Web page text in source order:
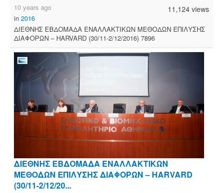
11,124 views
10 years ago
in 2016
ΔΙΕΘΝΗΣ ΕΒΔΟΜΑΔΑ ΕΝΑΛΛΑΚΤΙΚΩΝ ΜΕΘΟΔΩΝ ΕΠΙΛΥΣΗΣ
ΔΙΑΦΟΡΩΝ – HARVARD (30/11-2/12/2016) 7896
ΔΙΕΘΝΗΣ ΕΒΔΟΜΑΔΑ ΕΝΑΛΛΑΚΤΙΚΩΝ
ΜΕΘΟΔΩΝ ΕΠΙΛΥΣΗΣ ΔΙΑΦΟΡΩΝ – HARVARD
(30/11-2/12/20...